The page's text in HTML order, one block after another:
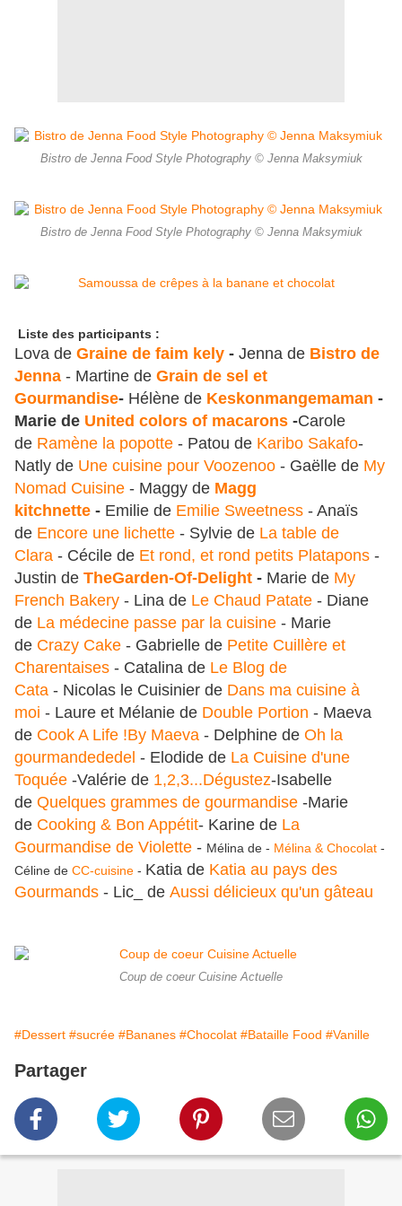
Bistro de Jenna Food Style Photography © Jenna Maksymiuk
Bistro de Jenna Food Style Photography © Jenna Maksymiuk
Liste des participants :
Lova de Graine de faim kely - Jenna de Bistro de
Jenna - Martine de Grain de sel et
Gourmandise- Hélène de Keskonmangemaman -
Marie de United colors of macarons -Carole
de Ramène la popotte - Patou de Karibo Sakafo-
Natly de Une cuisine pour Voozenoo - Gaëlle de My
Nomad Cuisine - Maggy de Magg
kitchnette - Emilie de Emilie Sweetness - Anaïs
de Encore une lichette - Sylvie de La table de
Clara - Cécile de Et rond, et rond petits Platapons -
Justin de TheGarden-Of-Delight - Marie de My
French Bakery - Lina de Le Chaud Patate - Diane
de La médecine passe par la cuisine - Marie
de Crazy Cake - Gabrielle de Petite Cuillère et
Charentaises - Catalina de Le Blog de
Cata - Nicolas le Cuisinier de Dans ma cuisine à
moi - Laure et Mélanie de Double Portion - Maeva
de Cook A Life !By Maeva - Delphine de Oh la
gourmandededel - Elodide de La Cuisine d'une
Toquée -Valérie de 1,2,3...Dégustez-Isabelle
de Quelques grammes de gourmandise -Marie
de Cooking & Bon Appétit- Karine de La
Gourmandise de Violette - Mélina de - Mélina & Chocolat -
Céline de CC-cuisine - Katia de Katia au pays des
Gourmands - Lic_ de Aussi délicieux qu'un gâteau
Coup de coeur Cuisine Actuelle
#Dessert #sucrée #Bananes #Chocolat #Bataille Food #Vanille
Partager